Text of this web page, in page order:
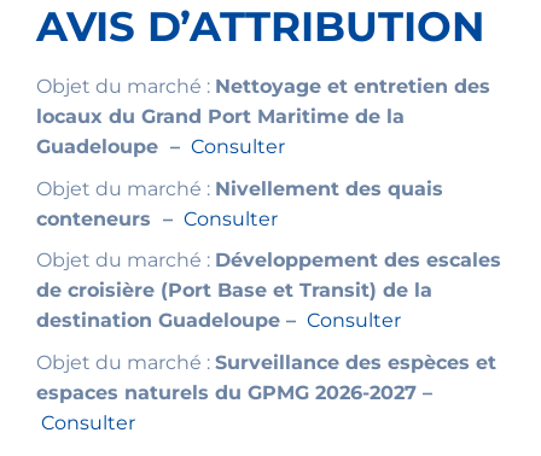
AVIS D’ATTRIBUTION
Objet du marché : Nettoyage et entretien des
locaux du Grand Port Maritime de la
Guadeloupe – Consulter
Objet du marché : Nivellement des quais
conteneurs – Consulter
Objet du marché : Développement des escales
de croisière (Port Base et Transit) de la
destination Guadeloupe – Consulter
Objet du marché : Surveillance des espèces et
espaces naturels du GPMG 2026-2027 –
Consulter